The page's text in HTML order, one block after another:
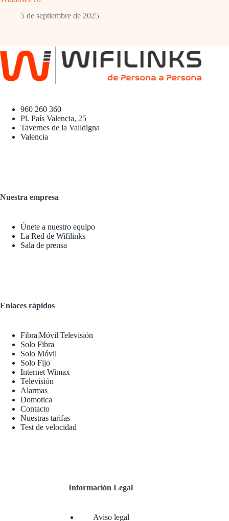
5 de septiembre de 2025
960 260 360
Pl. País Valencia, 25
Tavernes de la Valldigna
Valencia
Nuestra empresa
Únete a nuestro equipo
La Red de Wifilinks
Sala de prensa
Enlaces rápidos
Fibra|Móvil|Televisión
Solo Fibra
Solo Móvil
Solo Fijo
Internet Wimax
Televisión
Alarmas
Domotica
Contacto
Nuestras tarifas
Test de velocidad
Información Legal
Aviso legal